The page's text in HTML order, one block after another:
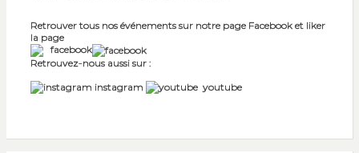
Retrouver tous nos événements sur notre page Facebook et liker
la page
facebook
Retrouvez-nous aussi sur :
instagram
youtube